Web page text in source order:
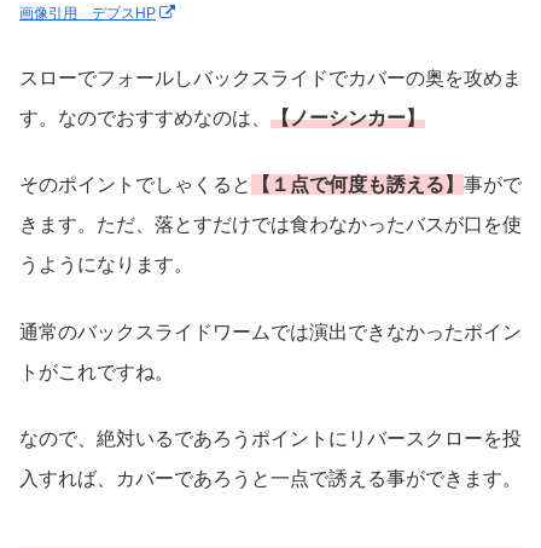
画像引用 デプスHP
スローでフォールしバックスライドでカバーの奥を攻めま
す。なのでおすすめなのは、 【ノーシンカー】
そのポイントでしゃくると 【１点で何度も誘える】 事がで
きます。ただ、落とすだけでは食わなかったバスが口を使
うようになります。
通常のバックスライドワームでは演出できなかったポイン
トがこれですね。
なので、絶対いるであろうポイントにリバースクローを投
入すれば、カバーであろうと一点で誘える事ができます。